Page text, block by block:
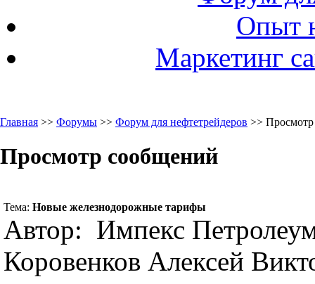
Опыт
Маркетинг
Главная >> Форумы >> Форум для нефтетрейдеров >>
Просмотр сообщений
Тема: Новые железнодорожные тарифы
Автор: Импекс
Коровенков Алексей